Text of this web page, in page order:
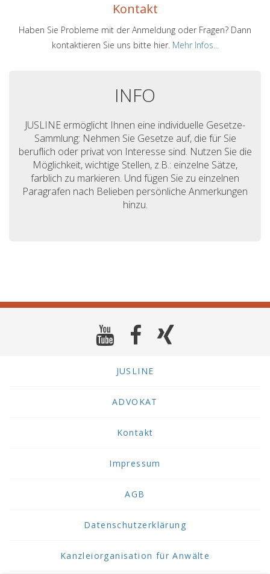
Kontakt
Haben Sie Probleme mit der Anmeldung oder Fragen? Dann
kontaktieren Sie uns bitte hier. Mehr Infos...
INFO
JUSLINE ermöglicht Ihnen eine individuelle Gesetze-
Sammlung: Nehmen Sie Gesetze auf, die für Sie
beruflich oder privat von Interesse sind. Nutzen Sie die
Möglichkeit, wichtige Stellen, z.B.: einzelne Sätze,
farblich zu markieren. Und fügen Sie zu einzelnen
Paragrafen nach Belieben persönliche Anmerkungen
hinzu.
JUSLINE
ADVOKAT
Kontakt
Impressum
AGB
Datenschutzerklärung
Kanzleiorganisation für Anwälte